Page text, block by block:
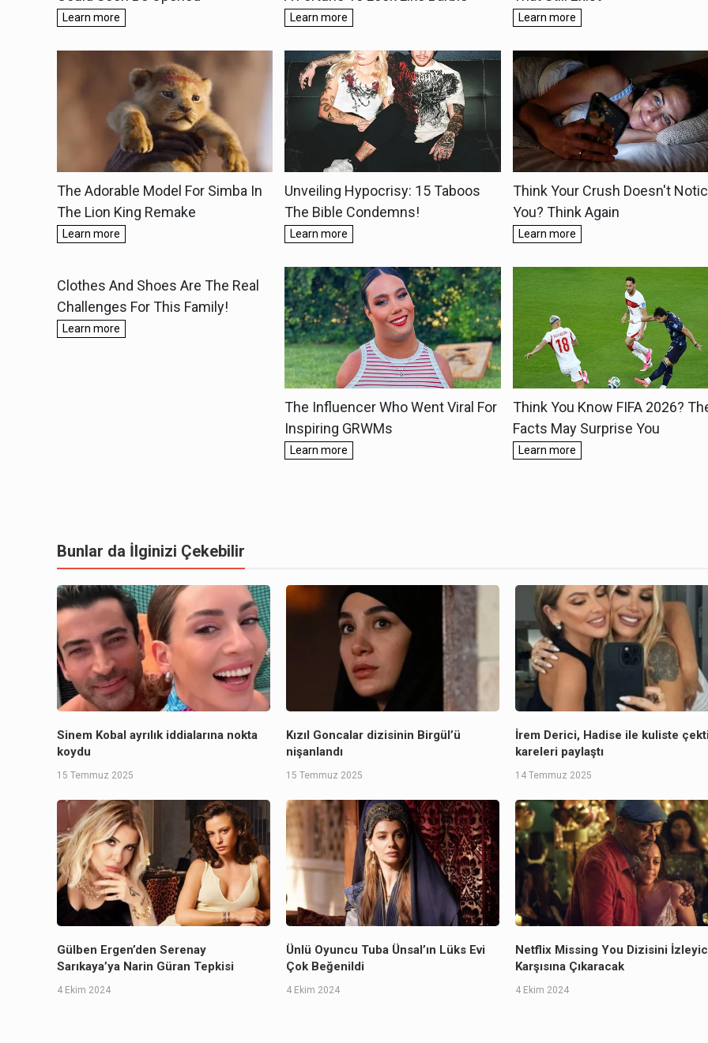
Bunlar da İlginizi Çekebilir
Sinem Kobal ayrılık iddialarına nokta
koydu
15 Temmuz 2025
Kızıl Goncalar dizisinin Birgül’ü
nişanlandı
15 Temmuz 2025
İrem Derici, Hadise ile kuliste
kareleri paylaştı
14 Temmuz 2025
Gülben Ergen’den Serenay
Sarıkaya’ya Narin Güran Tepkisi
4 Ekim 2024
Ünlü Oyuncu Tuba Ünsal’ın Lüks Evi
Çok Beğenildi
4 Ekim 2024
Netflix Missing You Dizisini
Karşısına Çıkaracak
4 Ekim 2024